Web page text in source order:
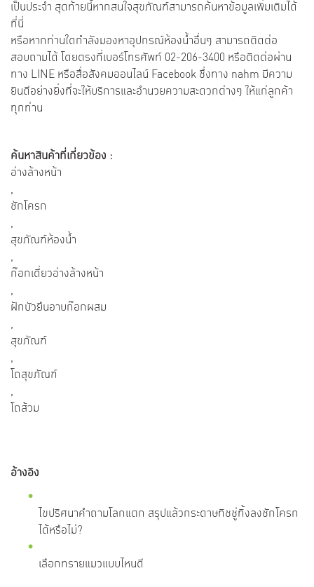
เป็นประจำ สุดท้ายนี้หากสนใจสุขภัณฑ์สามารถค้นหาข้อมูลเพิ่มเติมได้
ที่นี่
หรือหากท่านใดกำลังมองหาอุปกรณ์ห้องน้ำอื่นๆ สามารถติดต่อ
สอบถามได้ โดยตรงที่เบอร์โทรศัพท์ 02-206-3400 หรือติดต่อผ่าน
ทาง LINE หรือสื่อสังคมออนไลน์ Facebook ซึ่งทาง nahm มีความ
ยินดีอย่างยิ่งที่จะให้บริการและอำนวยความสะดวกต่างๆ ให้แก่ลูกค้า
ทุกท่าน
ค้นหาสินค้าที่เกี่ยวข้อง :
อ่างล้างหน้า
,
ชักโครก
,
สุขภัณฑ์ห้องน้ำ
,
ก๊อกเดี่ยวอ่างล้างหน้า
,
ฝักบัวยืนอาบก๊อกผสม
,
สุขภัณฑ์
,
โถสุขภัณฑ์
,
โถส้วม
อ้างอิง
ไขปริศนาคำถามโลกแตก สรุปแล้วกระดาษทิชชู่ทิ้งลงชักโครก
ได้หรือไม่?
เลือกทรายแมวแบบไหนดี